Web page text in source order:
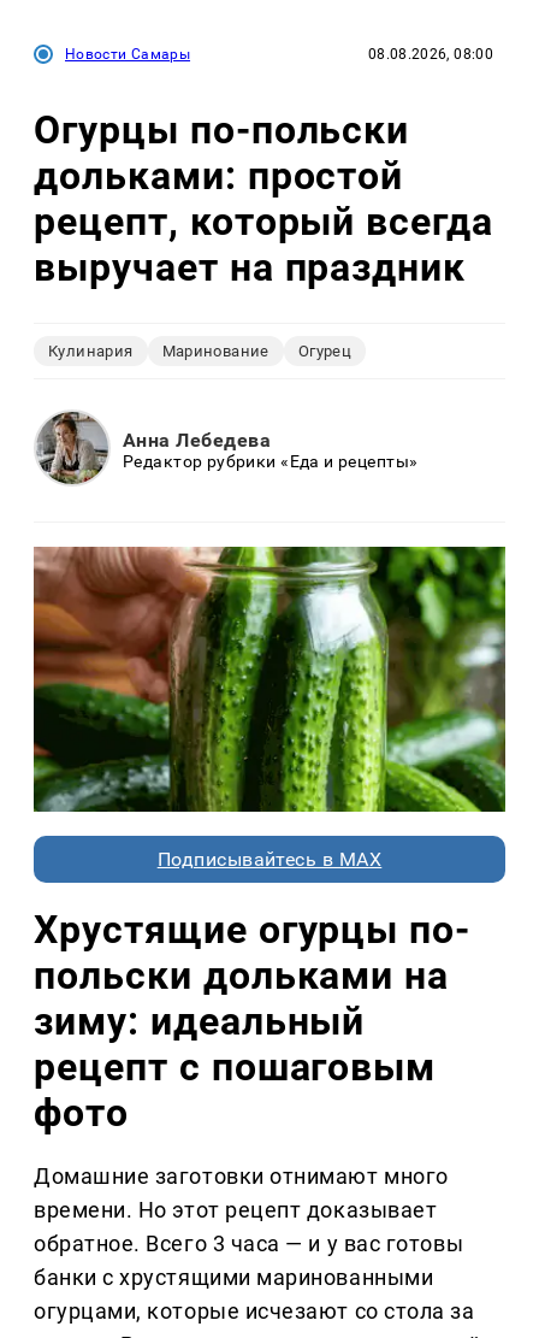
Новости Самары 08.08.2026, 08:00
Огурцы по‑польски
дольками: простой
рецепт, который всегда
выручает на праздник
Кулинария Маринование Огурец
Анна Лебедева
Редактор рубрики «Еда и рецепты»
Подписывайтесь в MAX
Хрустящие огурцы по-
польски дольками на
зиму: идеальный
рецепт с пошаговым
фото
Домашние заготовки отнимают много
времени. Но этот рецепт доказывает
обратное. Всего 3 часа — и у вас готовы
банки с хрустящими маринованными
огурцами, которые исчезают со стола за